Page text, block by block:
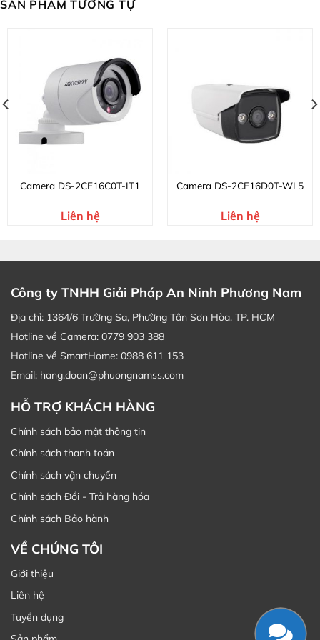
SẢN PHẨM TƯƠNG TỰ
Camera DS-2CE16C0T-IT1
Liên hệ
Camera DS-2CE16D0T-WL5
Liên hệ
Công ty TNHH Giải Pháp An Ninh Phương Nam
Địa chỉ: 1364/6 Trường Sa, Phường Tân Sơn Hòa, TP. HCM
Hotline về Camera: 0779 903 388
Hotline về SmartHome: 0988 611 153
Email: hang.doan@phuongnamss.com
HỖ TRỢ KHÁCH HÀNG
Chính sách bảo mật thông tin
Chính sách thanh toán
Chính sách vận chuyển
Chính sách Đổi - Trả hàng hóa
Chính sách Bảo hành
VỀ CHÚNG TÔI
Giới thiệu
Liên hệ
Tuyển dụng